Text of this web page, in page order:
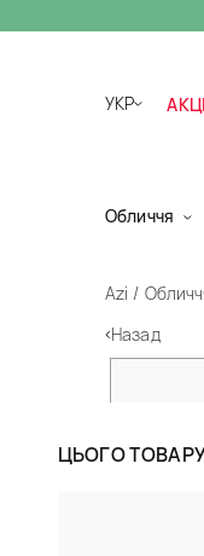
УКР
Обличчя
ЦЬОГО
Azi
Назад